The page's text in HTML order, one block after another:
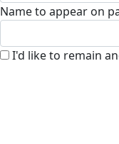
Name to appear on
I'd like to remain